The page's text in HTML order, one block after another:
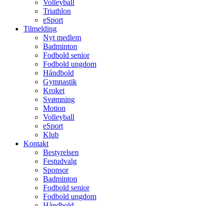
Volleyball
Triathlon
eSport
Tilmelding
Nyt medlem
Badminton
Fodbold senior
Fodbold ungdom
Håndbold
Gymnastik
Kroket
Svømning
Motion
Volleyball
eSport
Klub
Kontakt
Bestyrelsen
Festudvalg
Sponsor
Badminton
Fodbold senior
Fodbold ungdom